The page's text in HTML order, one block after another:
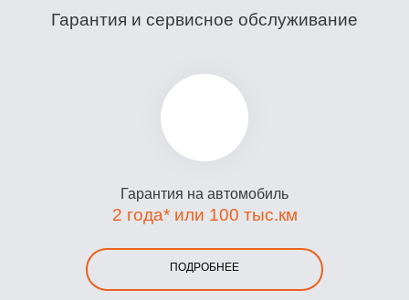
Гарантия и сервисное обслуживание
Гарантия на автомобиль
2 года* или 100 тыс.км
ПОДРОБНЕЕ